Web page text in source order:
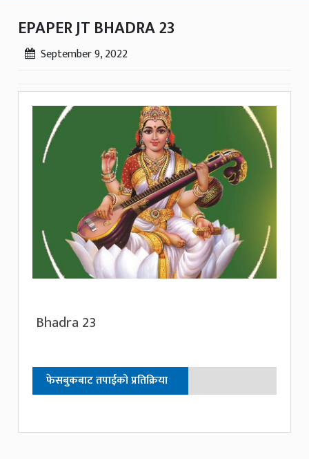
EPAPER JT BHADRA 23
September 9, 2022
Bhadra 23
फेसबुकबाट तपाईको प्रतिक्रिया